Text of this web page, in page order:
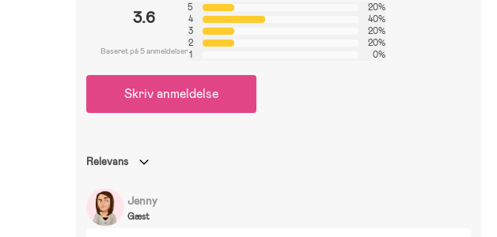
3.6
Baseret på 5 anmeldelser
5
20%
4
40%
3
20%
2
20%
1
0%
Skriv anmeldelse
Relevans
Jenny
Gæst